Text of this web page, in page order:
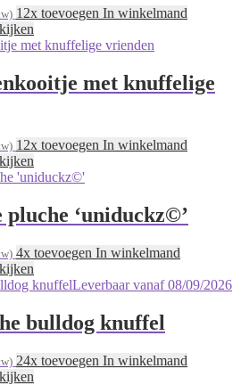
12x toevoegen In winkelmand
met knuffelige
12x toevoegen In winkelmand
‘uniduckz©’
4x toevoegen In winkelmand
Leverbaar vanaf 08/09/2026
bulldog knuffel
24x toevoegen In winkelmand